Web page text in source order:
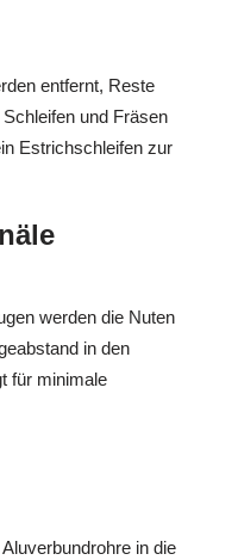
entfernt, Reste
und Fräsen
Estrichschleifen zur
werden die Nuten
in den
für minimale
in die